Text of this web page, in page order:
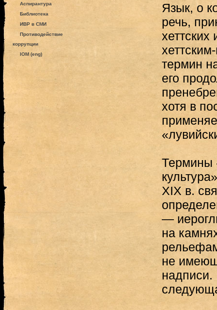
Аспирантура
Библиотека
ИВР в СМИ
Противодействие
коррупции
IOM (eng)
Язык, о
речь,
термин
его
хотя в
Термины
XIX в.
—
на
не
надписи.